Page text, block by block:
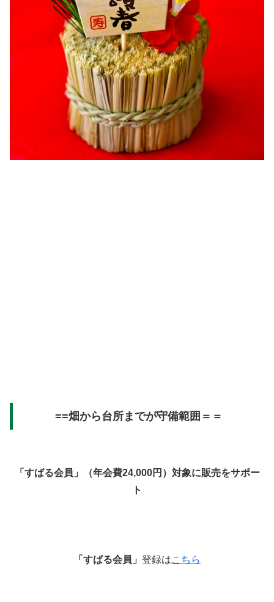
==畑から台所までが守備範囲＝＝
「すばる会員」（年会費24,000円）対象に販売をサポー
ト
「すばる会員」 登録はこちら